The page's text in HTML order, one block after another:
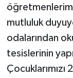
mutluluk
odalarından
tesislerinin